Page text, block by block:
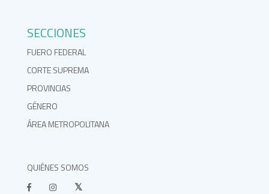
SECCIONES
FUERO FEDERAL
CORTE SUPREMA
PROVINCIAS
GÉNERO
ÁREA METROPOLITANA
QUIÉNES SOMOS